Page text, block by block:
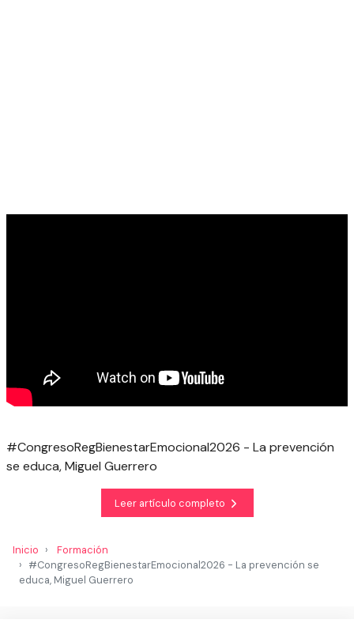
#CongresoRegBienestarEmocional2026 - La prevención
se educa, Miguel Guerrero
Leer artículo completo
Inicio
Formación
#CongresoRegBienestarEmocional2026 - La prevención se
educa, Miguel Guerrero